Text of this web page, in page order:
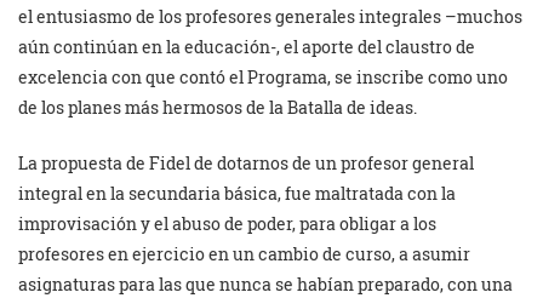
el entusiasmo de los profesores generales integrales –muchos
aún continúan en la educación-, el aporte del claustro de
excelencia con que contó el Programa, se inscribe como uno
de los planes más hermosos de la Batalla de ideas.
La propuesta de Fidel de dotarnos de un profesor general
integral en la secundaria básica, fue maltratada con la
improvisación y el abuso de poder, para obligar a los
profesores en ejercicio en un cambio de curso, a asumir
asignaturas para las que nunca se habían preparado, con una